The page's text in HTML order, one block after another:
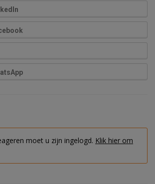
moet u zijn ingelogd. Klik hier om